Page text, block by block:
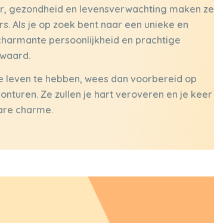
gezondheid en levensverwachting maken ze
Als je op zoek bent naar een unieke en
persoonlijkheid en prachtige
leven te hebben, wees dan voorbereid op
Ze zullen je hart veroveren en je keer
charme.